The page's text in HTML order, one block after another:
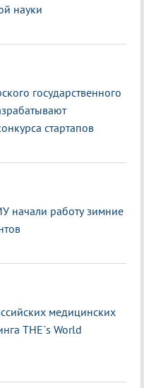
науки
государственного
стартапов
начали работу зимние
медицинских
THE`s World